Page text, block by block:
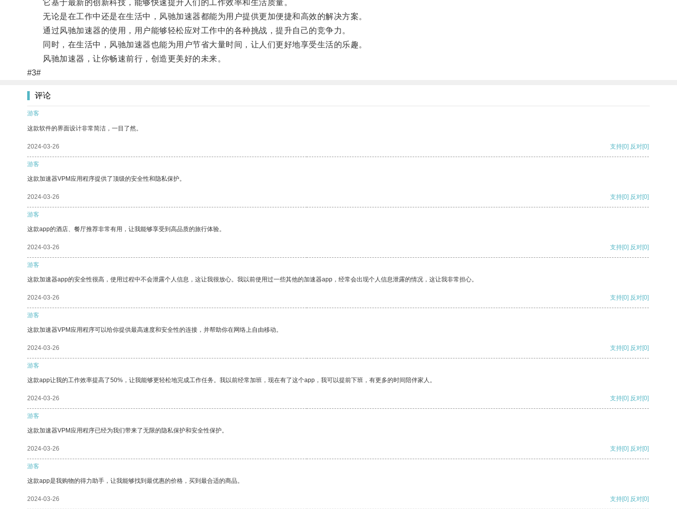
它基于最新的创新科技，能够快速提升人们的工作效率和生活质量。
无论是在工作中还是在生活中，风驰加速器都能为用户提供更加便捷和高效的解决方案。
通过风驰加速器的使用，用户能够轻松应对工作中的各种挑战，提升自己的竞争力。
同时，在生活中，风驰加速器也能为用户节省大量时间，让人们更好地享受生活的乐趣。
风驰加速器，让你畅速前行，创造更美好的未来。
#3#
评论
游客
这款软件的界面设计非常简洁，一目了然。
2024-03-26 支持[0] 反对[0]
游客
这款加速器VPM应用程序提供了顶级的安全性和隐私保护。
2024-03-26 支持[0] 反对[0]
游客
这款app的酒店、餐厅推荐非常有用，让我能够享受到高品质的旅行体验。
2024-03-26 支持[0] 反对[0]
游客
这款加速器app的安全性很高，使用过程中不会泄露个人信息，这让我很放心。我以前使用过一些其他的加速器app，经常会出现个人信息泄露的情况，这让我非常担心。
2024-03-26 支持[0] 反对[0]
游客
这款加速器VPM应用程序可以给你提供最高速度和安全性的连接，并帮助你在网络上自由移动。
2024-03-26 支持[0] 反对[0]
游客
这款app让我的工作效率提高了50%，让我能够更轻松地完成工作任务。我以前经常加班，现在有了这个app，我可以提前下班，有更多的时间陪伴家人。
2024-03-26 支持[0] 反对[0]
游客
这款加速器VPM应用程序已经为我们带来了无限的隐私保护和安全性保护。
2024-03-26 支持[0] 反对[0]
游客
这款app是我购物的得力助手，让我能够找到最优惠的价格，买到最合适的商品。
2024-03-26 支持[0] 反对[0]